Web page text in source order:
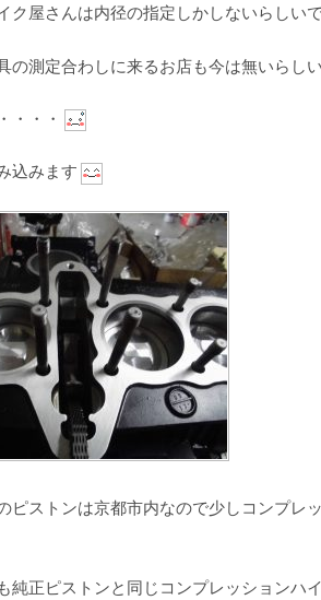
ク屋さんは内径の指定しかしないらしい
の測定合わしに来るお店も今は無いらし
・・・
込みます
ピストンは京都市内なので少しコンプレ
純正ピストンと同じコンプレッションハ